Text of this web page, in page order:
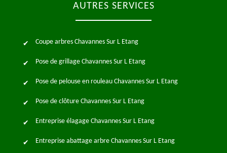
AUTRES SERVICES
Coupe arbres Chavannes Sur L Etang
Pose de grillage Chavannes Sur L Etang
Pose de pelouse en rouleau Chavannes Sur L Etang
Pose de clôture Chavannes Sur L Etang
Entreprise élagage Chavannes Sur L Etang
Entreprise abattage arbre Chavannes Sur L Etang